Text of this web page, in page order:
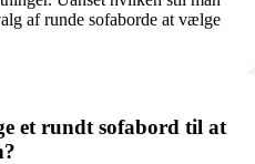
af runde sofaborde at vælge
et rundt sofabord til at